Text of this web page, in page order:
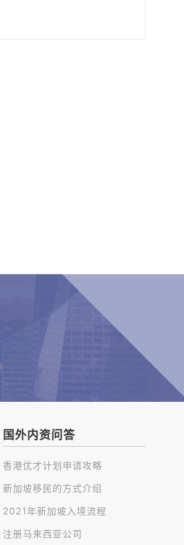
国外内资问答
香港优才计划申请攻略
新加坡移民的方式介绍
2021年新加坡入境流程
注册马来西亚公司